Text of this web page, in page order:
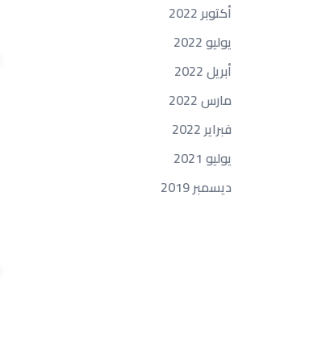
أكتوبر 2022
يوليو 2022
أبريل 2022
مارس 2022
فبراير 2022
يوليو 2021
ديسمبر 2019